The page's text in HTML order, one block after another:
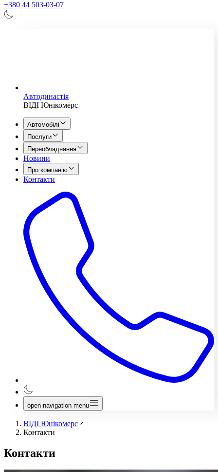
+380 44 503-03-07
Автодинастія
ВІДІ Юнікомерс
Автомобілі
Послуги
Переобладнання
Новини
Про компанію
Контакти
open navigation menu
ВІДІ Юнікомерс
Контакти
Контакти